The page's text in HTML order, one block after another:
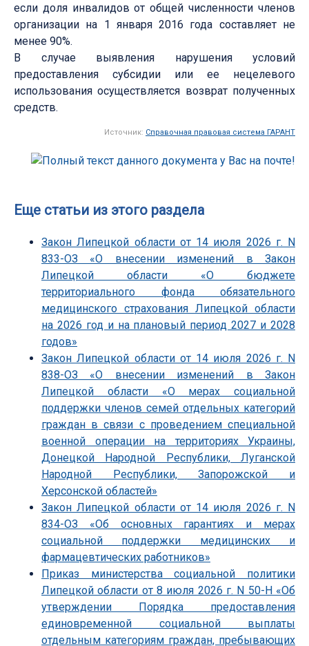
если доля инвалидов от общей численности членов
организации на 1 января 2016 года составляет не
менее 90%.
В случае выявления нарушения условий
предоставления субсидии или ее нецелевого
использования осуществляется возврат полученных
средств.
Источник: Справочная правовая система ГАРАНТ
Еще статьи из этого раздела
Закон Липецкой области от 14 июля 2026 г. N
833-ОЗ «О внесении изменений в Закон
Липецкой области «О бюджете
территориального фонда обязательного
медицинского страхования Липецкой области
на 2026 год и на плановый период 2027 и 2028
годов»
Закон Липецкой области от 14 июля 2026 г. N
838-ОЗ «О внесении изменений в Закон
Липецкой области «О мерах социальной
поддержки членов семей отдельных категорий
граждан в связи с проведением специальной
военной операции на территориях Украины,
Донецкой Народной Республики, Луганской
Народной Республики, Запорожской и
Херсонской областей»
Закон Липецкой области от 14 июля 2026 г. N
834-ОЗ «Об основных гарантиях и мерах
социальной поддержки медицинских и
фармацевтических работников»
Приказ министерства социальной политики
Липецкой области от 8 июля 2026 г. N 50-Н «Об
утверждении Порядка предоставления
единовременной социальной выплаты
отдельным категориям граждан, пребывающих